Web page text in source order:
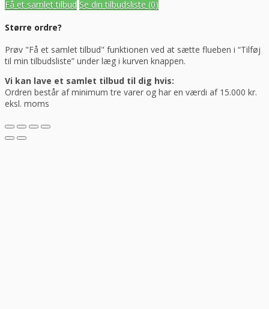
Få et samlet tilbud Se din tilbudsliste (0)
Større ordre?
Prøv "Få et samlet tilbud" funktionen ved at sætte flueben i “Tilføj
til min tilbudsliste” under læg i kurven knappen.
Vi kan lave et samlet tilbud til dig hvis:
Ordren består af minimum tre varer og har en værdi af 15.000 kr.
eksl. moms